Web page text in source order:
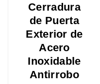
Cerradura
de Puerta
Exterior de
Acero
Inoxidable
Antirrobo